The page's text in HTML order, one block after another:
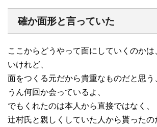
確か面形と言っていた
ここからどうやって面にしていくのか
いけれど、
面をつくる元だから貴重なものだと思う
うん何回か会っているよ、
でもくれたのは本人から直接ではなく、
辻村氏と親しくしていた人から貰ったの